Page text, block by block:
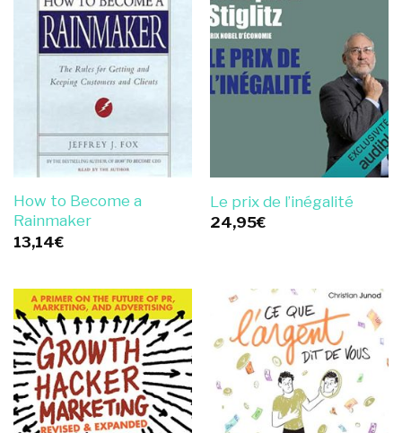
How to Become a
Rainmaker
13,14€
Le prix de l’inégalité
24,95€